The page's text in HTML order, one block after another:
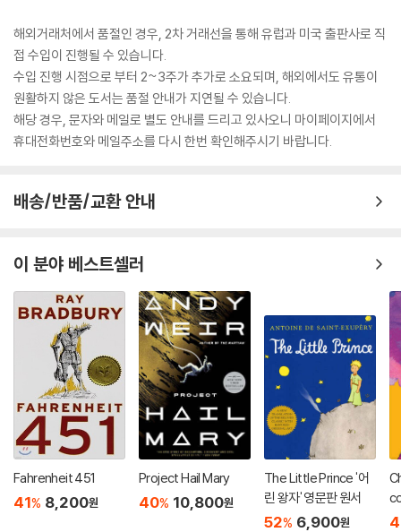
ef interstice teems with stories, grand as legends'New Y
ork Times
'Finely observed and beautifully written. Amor Towles is t
hat rare combination of writer and storyteller'JEFFREY AR
CHER
해외거래처에서 품절인 경우, 2차 거래선을 통해 유럽과 미국 출판사로 직
접 수입이 진행될 수 있습니다.
수입 진행 시점으로 부터 2~3주가 추가로 소요되며, 해외에서도 유통이
원활하지 않은 도서는 품절 안내가 지연될 수 있습니다.
해당 경우, 문자와 메일로 별도 안내를 드리고 있사오니 마이페이지에서
휴대전화번호와 메일주소를 다시 한번 확인해주시기 바랍니다.
배송/반품/교환 안내
이 분야 베스트셀러
Fahrenheit 451
41% 8,200원
Project Hail Mary
40% 10,800원
The Little Prince '어
린 왕자' 영문판 원서
52% 6,900원